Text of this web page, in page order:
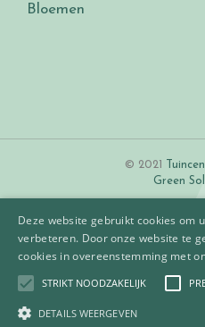
Bloemen
© 2021
Green
Algemene
Deze website gebruikt cookies om
verbeteren. Door onze website te
cookies in overeenstemming met
STRIKT NOODZAKELIJK
DETAILS WEERGEVEN